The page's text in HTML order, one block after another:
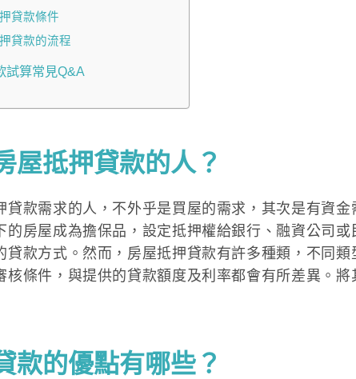
貸款條件
貸款的流程
試算常見Q&A
屋抵押貸款的人？
貸款需求的人，不外乎是買屋的需求，其次是有資金
的房屋成為擔保品，設定抵押權給銀行、融資公司或
貸款方式。然而，房屋抵押貸款有許多種類，不同類
核條件，與提供的貸款額度及利率都會有所差異。將
款的優點有哪些？